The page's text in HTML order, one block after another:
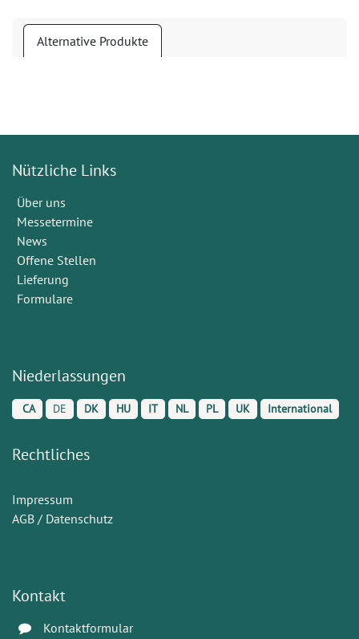
Alternative Produkte
Nützliche Links
Über uns
Messetermine
News
Offene Stellen
Lieferung
Formulare
Niederlassungen
CA DE DK HU IT NL PL UK International
Rechtliches
Impressum
AGB / Datenschutz
Kontakt
Kontaktformular